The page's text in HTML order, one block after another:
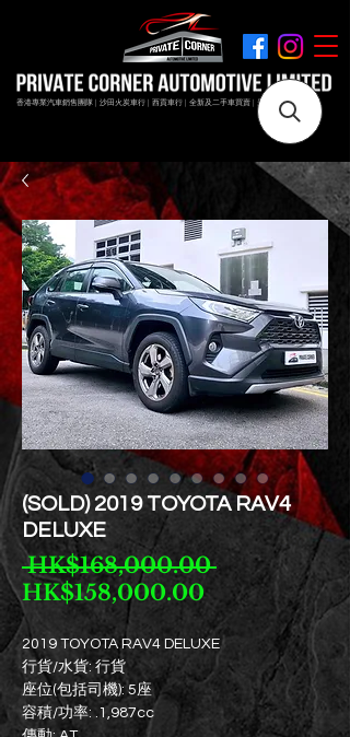
香港專業汽車銷售團隊 | 沙田火炭車行 | 西貢車行 | 全新及二手車買賣 | 最短時間極速成交
(SOLD) 2019 TOYOTA RAV4
DELUXE
HK$168,000.00 一
般
價
格
HK$158,000.00促
銷
價
格
2019 TOYOTA RAV4 DELUXE
行貨/水貨: 行貨
座位(包括司機): 5座
容積/功率: .1,987cc